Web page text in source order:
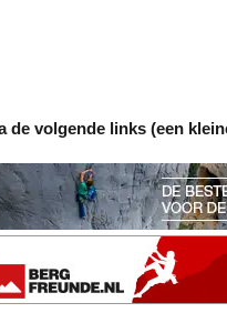
volgende links (een